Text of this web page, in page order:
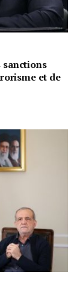
sanctions
et de